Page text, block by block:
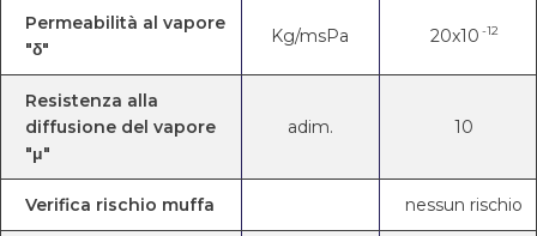
Permeabilità al vapore
"δ"
Kg/msPa 20x10 -12
Resistenza alla
diffusione del vapore
"μ"
adim. 10
Verifica rischio muffa nessun rischio